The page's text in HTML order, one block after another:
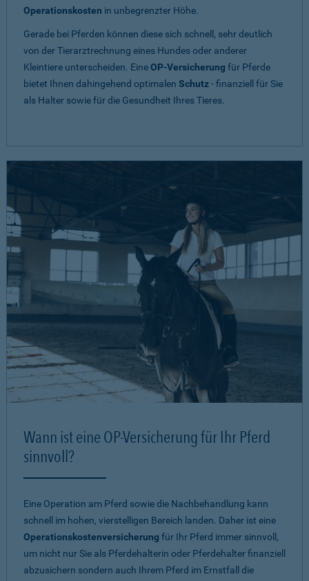
Operationskosten in unbegrenzter Höhe.
Gerade bei Pferden können diese sich schnell, sehr deutlich
von der Tierarztrechnung eines Hundes oder anderer
Kleintiere unterscheiden. EineOP-Versicherung für Pferde
bietet Ihnen dahingehend optimalen Schutz- finanziell für Sie
als Halter sowie für die Gesundheit Ihres Tieres.
Wann ist eine OP-Versicherung für Ihr Pferd
sinnvoll?
Eine Operation am Pferd sowie die Nachbehandlung kann
schnell im hohen, vierstelligen Bereich landen. Daher ist eine
Operationskostenversicherung für Ihr Pferd immer sinnvoll,
um nicht nur Sie als Pferdehalterin oder Pferdehalter finanziell
abzusichern sondern auch Ihrem Pferd im Ernstfall die